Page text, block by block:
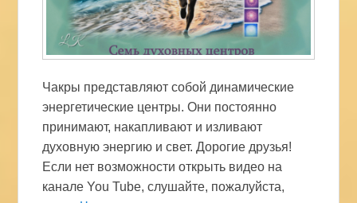
Чакры представляют собой динамические
энергетические центры. Они постоянно
принимают, накапливают и изливают
духовную энергию и свет. Дорогие друзья!
Если нет возможности открыть видео на
канале You Tube, слушайте, пожалуйста,